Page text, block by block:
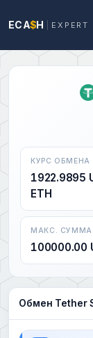
ECA$H EXPERT
КУРС ОБМЕНА
1922.9895
ETH
МАКС. СУММА
100000.00
Обмен Tether